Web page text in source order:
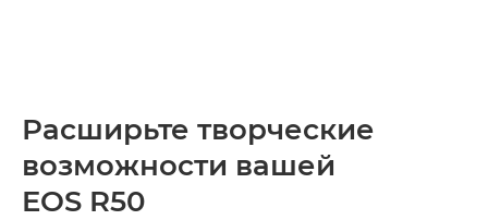
Расширьте творческие
возможности вашей
EOS R50